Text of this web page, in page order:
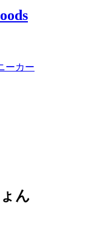
ーカー